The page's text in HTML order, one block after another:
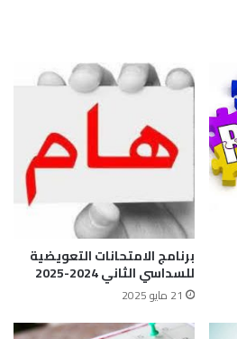
برنامج الامتحانات التعويضية
للسداسي الثاني 2024-2025
21 مايو 2025